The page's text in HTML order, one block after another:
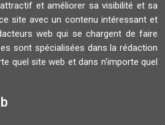
et améliorer sa visibilité et sa
site avec un contenu intéressant et
web qui se chargent de faire
sont spécialisées dans la rédaction
quel site web et dans n'importe quel